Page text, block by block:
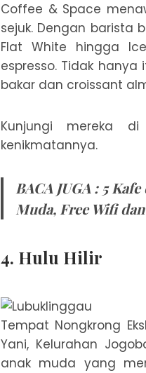
Coffee & Space
sejuk. Dengan barista
Flat White hingga
espresso. Tidak
bakar dan croissant
Kunjungi mereka
kenikmatannya.
BACA JUGA : 5
Muda, Free Wifi
4. Hulu Hilir
Tempat Nongkrong
Yani, Kelurahan
anak muda yang